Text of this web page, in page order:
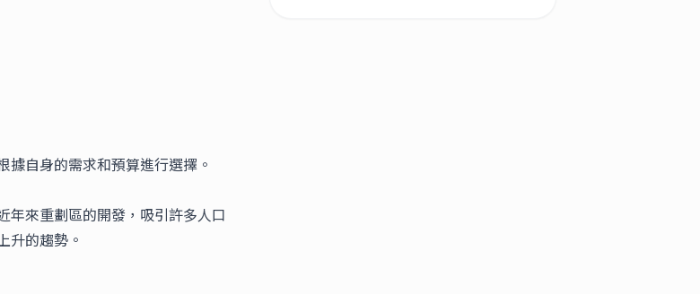
自身的需求和預算進行選擇。
年來重劃區的開發，吸引許多人口
升的趨勢。